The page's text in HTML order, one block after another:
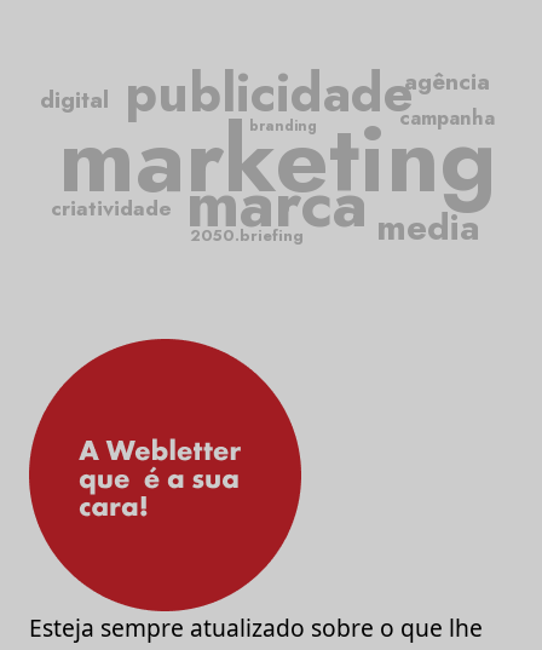
marketing
publicidade
marca
criatividade
campanha
media
agência
digital
2050.briefing
branding
Esteja sempre atualizado sobre o que lhe